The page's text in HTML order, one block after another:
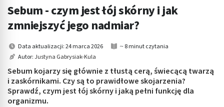
submenu: Mama i dziecko
submenu: Kosmetyki
submenu: Higiena
submenu: Sprzęt medyczny
Sebum - czym jest łój skórny i jak
zmniejszyć jego nadmiar?
Data aktualizacji: 24 marca 2026
~ 8 minut czytania
Autor:Justyna Gabrysiak-Kula
Sebum kojarzy się głównie z tłustą cerą, świecącą twarzą
i zaskórnikami. Czy są to prawidłowe skojarzenia?
Sprawdź, czym jest łój skórny i jaką pełni funkcję dla
organizmu.